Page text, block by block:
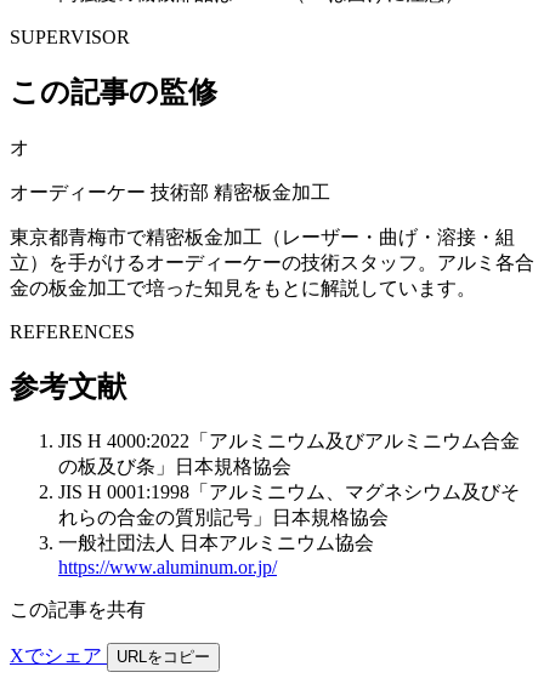
SUPERVISOR
この記事の監修
オ
オーディーケー 技術部 精密板金加工
東京都青梅市で精密板金加工（レーザー・曲げ・溶接・組
立）を手がけるオーディーケーの技術スタッフ。アルミ各合
金の板金加工で培った知見をもとに解説しています。
REFERENCES
参考文献
JIS H 4000:2022「アルミニウム及びアルミニウム合金
の板及び条」日本規格協会
JIS H 0001:1998「アルミニウム、マグネシウム及びそ
れらの合金の質別記号」日本規格協会
一般社団法人 日本アルミニウム協会
https://www.aluminum.or.jp/
この記事を共有
Xでシェア URLをコピー